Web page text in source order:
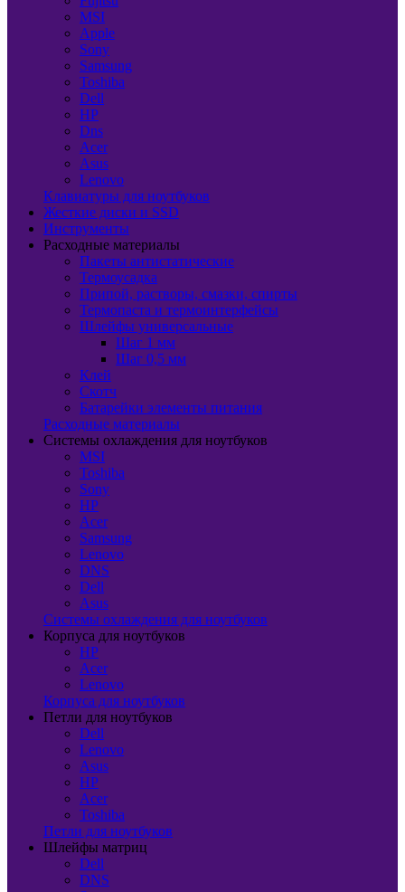
MSI
Apple
Sony
Samsung
Toshiba
Dell
HP
Dns
Acer
Asus
Lenovo
Клавиатуры для ноутбуков
Жесткие диски и SSD
Инструменты
Расходные материалы
Пакеты антистатические
Термоусадка
Припой, растворы, смазки, спирты
Термопаста и термоинтерфейсы
Шлейфы универсальные
Шаг 1 мм
Шаг 0,5 мм
Клей
Скотч
Батарейки элементы питания
Расходные материалы
Системы охлаждения для ноутбуков
MSI
Toshiba
Sony
HP
Acer
Samsung
Lenovo
DNS
Dell
Asus
Системы охлаждения для ноутбуков
Корпуса для ноутбуков
HP
Acer
Lenovo
Корпуса для ноутбуков
Петли для ноутбуков
Dell
Lenovo
Asus
HP
Acer
Toshiba
Петли для ноутбуков
Шлейфы матриц
Dell
DNS